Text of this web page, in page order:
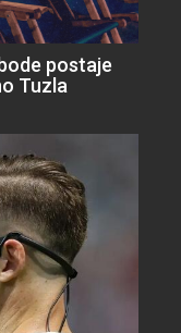
postaje
Tuzla